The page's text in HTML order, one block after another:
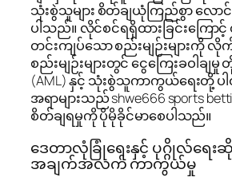
သုံးစွဲသူများ စိတ်ချယုံကြည်စွာ လောင်
ပါသည်။ လိုင်စင်ရရှိထားခြင်းကြေ
တင်းကျပ်သော စည်းမျဉ်းများကို
စည်းမျဉ်းများတွင် ငွေကြေးခဝါချ
(AML) နှင့် သုံးစွဲသူကာကွယ်ရေးတို့ ပ
အရာများသည် shwe666 sports
စိတ်ချရမှုကို ပိုမိုခိုင်မာစေပါသည်။
ဒေတာလုံခြုံရေးနှင့် ပုဂ္ဂိုလ်ရေး
အချက်အလက် ကာကွယ်မှု